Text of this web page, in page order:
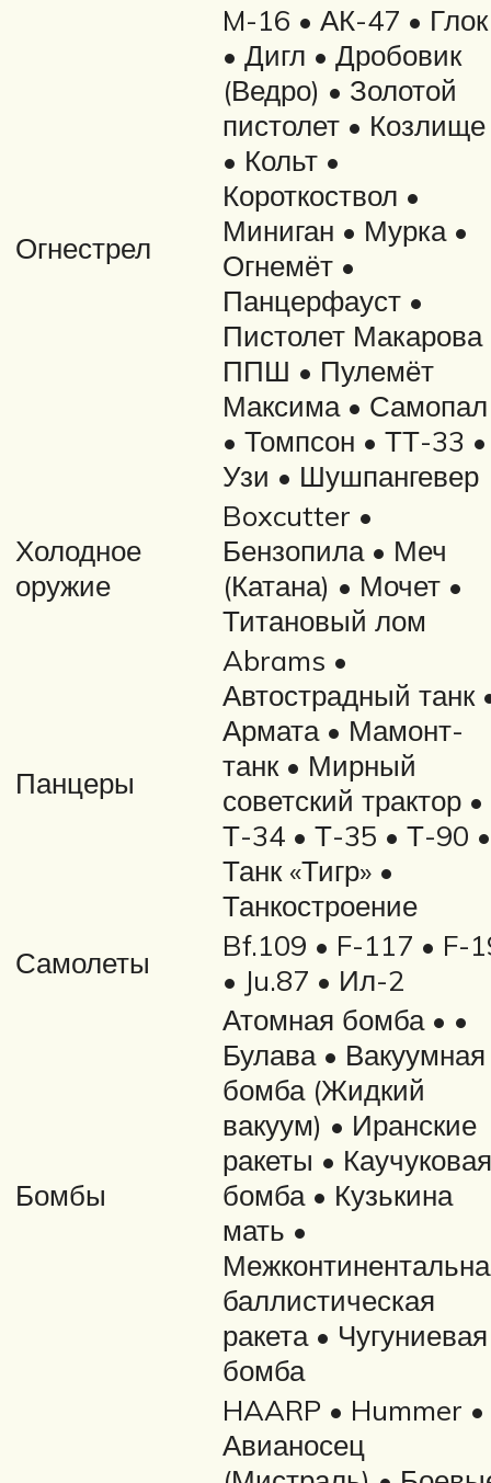
Огнестрел
M-16 • АК-47 • Глок
• Дигл • Дробовик
(Ведро) • Золотой
пистолет • Козлище
• Кольт •
Короткоствол •
Миниган • Мурка •
Огнемёт •
Панцерфауст •
Пистолет Макарова
ППШ • Пулемёт
Максима • Самопал
• Томпсон • ТТ-33 •
Узи • Шушпангевер
Холодное
оружие
Boxcutter •
Бензопила • Меч
(Катана) • Мочет •
Титановый лом
Панцеры
Abrams •
Автострадный танк
Армата • Мамонт-
танк • Мирный
советский трактор •
Т-34 • Т-35 • Т-90 •
Танк «Тигр» •
Танкостроение
Самолеты
Bf.109 • F-117 • F-
• Ju.87 • Ил-2
Бомбы
Атомная бомба • •
Булава • Вакуумная
бомба (Жидкий
вакуум) • Иранские
ракеты • Каучуковая
бомба • Кузькина
мать •
баллистическая
ракета • Чугуниевая
бомба
HAARP • Hummer •
Авианосец